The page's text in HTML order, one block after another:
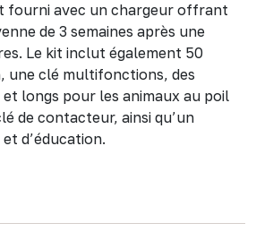
fourni avec un chargeur offrant
de 3 semaines après une
Le kit inclut également 50
une clé multifonctions, des
longs pour les animaux au poil
de contacteur, ainsi qu’un
d’éducation.